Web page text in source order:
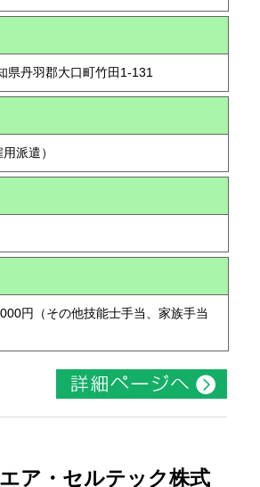
丹羽郡大口町竹田1-131
用派遣）
円（その他技能士手当、家族手当
ア・セルテック株式